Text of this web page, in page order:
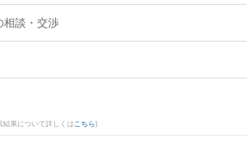
相談・交渉
結果について詳しくはこちら)